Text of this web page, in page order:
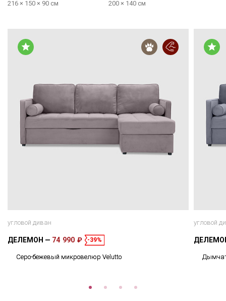
216 × 150 × 90 см 200 × 140 см
угловой диван
ДЕЛЕМОН 74 990 ₽ -39%
Серо-бежевый микровелюр Velutto
угловой